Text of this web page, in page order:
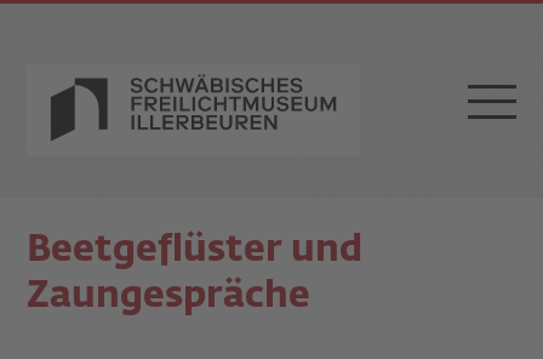
Beetgeflüster und
Zaungespräche